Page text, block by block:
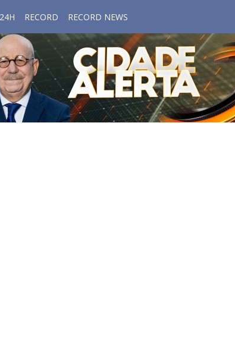
RECORD RECORD NEWS